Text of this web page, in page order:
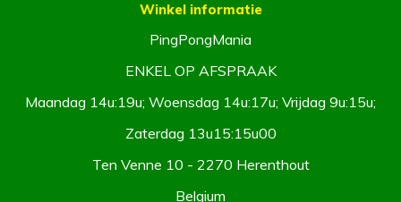
Winkel informatie
PingPongMania
ENKEL OP AFSPRAAK
Maandag 14u:19u; Woensdag 14u:17u; Vrijdag 9u:15u;
Zaterdag 13u15:15u00
Ten Venne 10 - 2270 Herenthout
Belgium